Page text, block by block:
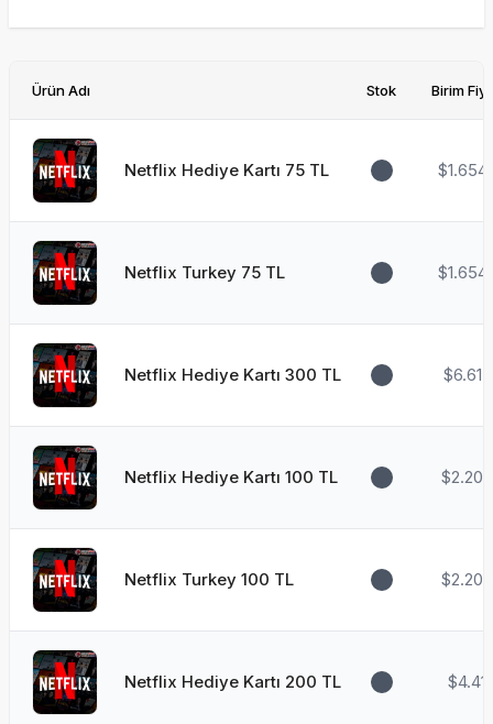
Ürün Adı Stok Birim
Netflix Hediye Kartı 75 TL
Netflix Turkey 75 TL
Netflix Hediye Kartı 300 TL $6.615
Netflix Hediye Kartı 100 TL $2.205
Netflix Turkey 100 TL $2.205
Netflix Hediye Kartı 200 TL $4.41